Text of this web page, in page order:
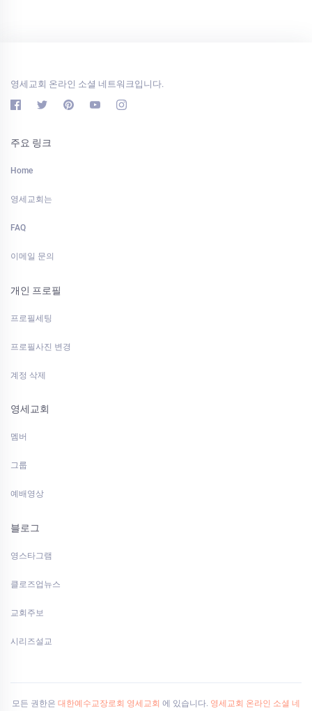
영세교회 온라인 소셜 네트워크입니다.
주요 링크
Home
영세교회는
FAQ
이메일 문의
개인 프로필
프로필세팅
프로필사진 변경
계정 삭제
영세교회
멤버
그룹
예배영상
블로그
영스타그램
클로즈업뉴스
교회주보
시리즈설교
모든 권한은 대한예수교장로회 영세교회 에 있습니다. 영세교회 온라인 소셜 네